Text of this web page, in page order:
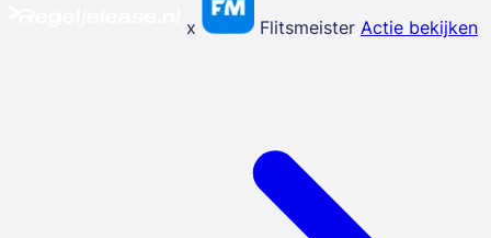
x Flitsmeister Actie bekijken